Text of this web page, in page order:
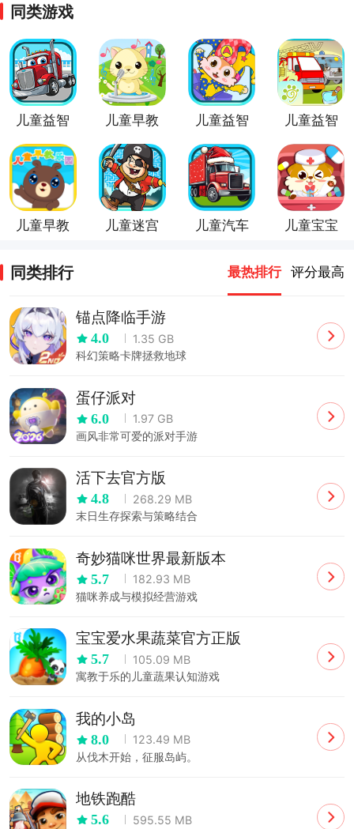
同类游戏
儿童益智
儿童早教
儿童益智
儿童益智
儿童早教
儿童迷宫
儿童汽车
儿童宝宝
同类排行 最热排行 评分最高
锚点降临手游
4.0
1.35 GB
科幻策略卡牌拯救地球
蛋仔派对
6.0
1.97 GB
画风非常可爱的派对手游
活下去官方版
4.8
268.29 MB
末日生存探索与策略结合
奇妙猫咪世界最新版本
5.7
182.93 MB
猫咪养成与模拟经营游戏
宝宝爱水果蔬菜官方正版
5.7
105.09 MB
寓教于乐的儿童蔬果认知游戏
我的小岛
8.0
123.49 MB
从伐木开始，征服岛屿。
地铁跑酷
5.6
595.55 MB